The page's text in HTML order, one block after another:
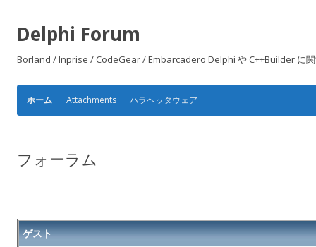
Delphi Forum
Borland / Inprise / CodeGear / Embarcadero Delphi や C++Builder に
ホーム Attachments ハラヘッタウェア
フォーラム
ゲスト